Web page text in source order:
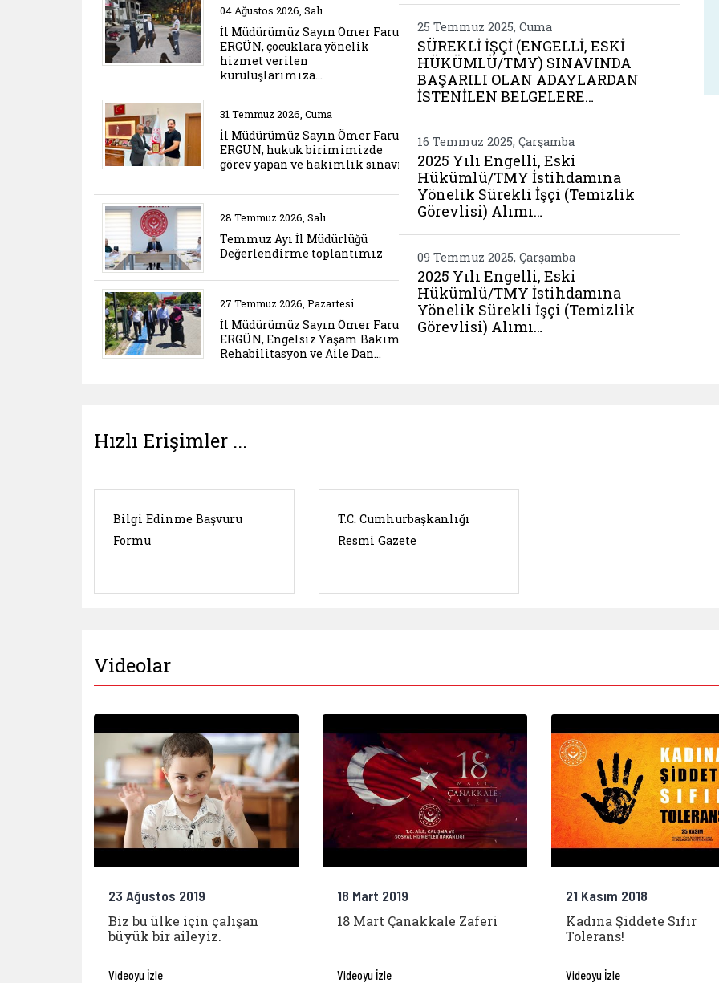
Belgeyi aç: il mudurumuz sayin omer faruk ergun cocuklara yonelik
04 Ağustos 2026, Salı
İl Müdürümüz Sayın Ömer Faruk
ERGÜN, çocuklara yönelik
hizmet verilen
kuruluşlarımıza…
Belgeyi aç: il mudurumuz sayin omer faruk ergun hukuk
31 Temmuz 2026, Cuma
İl Müdürümüz Sayın Ömer Faruk
ERGÜN, hukuk birimimizde
görev yapan ve hakimlik sınavı…
Belgeyi aç: temmuz ayi il mudurlugu degerlendirme toplantimiz
28 Temmuz 2026, Salı
Temmuz Ayı İl Müdürlüğü
Değerlendirme toplantımız
Belgeyi aç: il mudurumuz sayin omer faruk ergun engelsiz yasam
27 Temmuz 2026, Pazartesi
İl Müdürümüz Sayın Ömer Faruk
ERGÜN, Engelsiz Yaşam Bakım,
Rehabilitasyon ve Aile Dan…
25 Temmuz 2025, Cuma
SÜREKLİ İŞÇİ (ENGELLİ, ESKİ
HÜKÜMLÜ/TMY) SINAVINDA
BAŞARILI OLAN ADAYLARDAN
İSTENİLEN BELGELERE…
16 Temmuz 2025, Çarşamba
2025 Yılı Engelli, Eski
Hükümlü/TMY İstihdamına
Yönelik Sürekli İşçi (Temizlik
Görevlisi) Alımı…
09 Temmuz 2025, Çarşamba
2025 Yılı Engelli, Eski
Hükümlü/TMY İstihdamına
Yönelik Sürekli İşçi (Temizlik
Görevlisi) Alımı…
Hızlı Erişimler ...
Bilgi Edinme Başvuru
Formu
T.C. Cumhurbaşkanlığı
Resmi Gazete
Videolar
23 Ağustos 2019
Biz bu ülke için çalışan
büyük bir aileyiz.
Videoyu İzle
18 Mart 2019
18 Mart Çanakkale Zaferi
Videoyu İzle
21 Kasım 2018
Kadına Şiddete Sıfır
Tolerans!
Videoyu İzle